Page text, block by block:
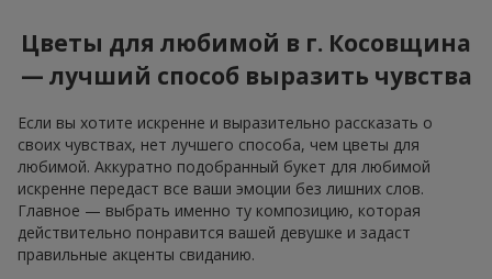
Цветы для любимой в г. Косовщина
— лучший способ выразить чувства
Если вы хотите искренне и выразительно рассказать о
своих чувствах, нет лучшего способа, чем цветы для
любимой. Аккуратно подобранный букет для любимой
искренне передаст все ваши эмоции без лишних слов.
Главное — выбрать именно ту композицию, которая
действительно понравится вашей девушке и задаст
правильные акценты свиданию.